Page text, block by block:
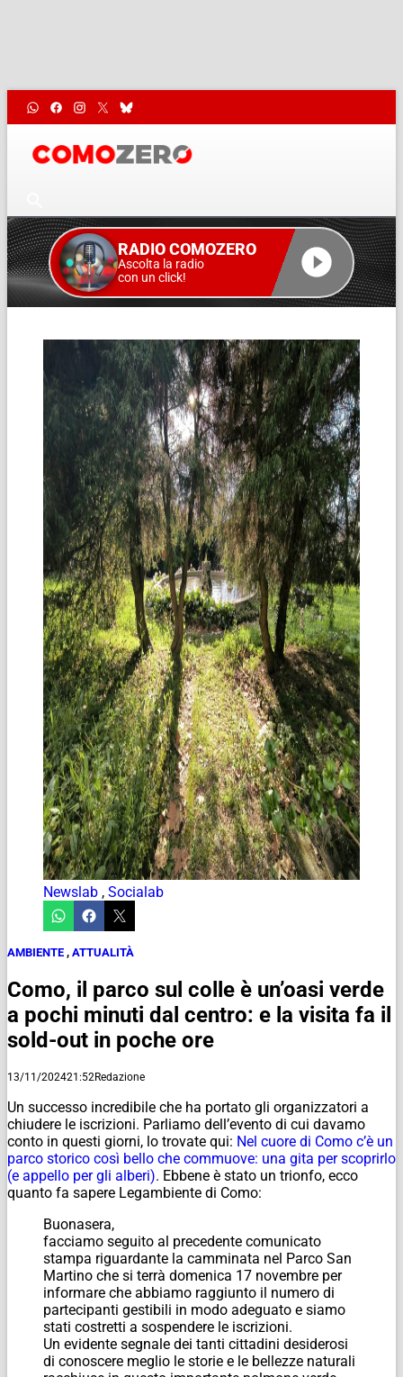
RADIO COMOZERO
Ascolta la radio
con un click!
Newslab , Socialab
AMBIENTE , ATTUALITÀ
Como, il parco sul colle è un’oasi verde
a pochi minuti dal centro: e la visita fa il
sold-out in poche ore
13/11/202421:52Redazione
Un successo incredibile che ha portato gli organizzatori a
chiudere le iscrizioni. Parliamo dell’evento di cui davamo
conto in questi giorni, lo trovate qui: Nel cuore di Como c’è un
parco storico così bello che commuove: una gita per scoprirlo
(e appello per gli alberi). Ebbene è stato un trionfo, ecco
quanto fa sapere Legambiente di Como:
Buonasera,
facciamo seguito al precedente comunicato
stampa riguardante la camminata nel Parco San
Martino che si terrà domenica 17 novembre per
informare che abbiamo raggiunto il numero di
partecipanti gestibili in modo adeguato e siamo
stati costretti a sospendere le iscrizioni.
Un evidente segnale dei tanti cittadini desiderosi
di conoscere meglio le storie e le bellezze naturali